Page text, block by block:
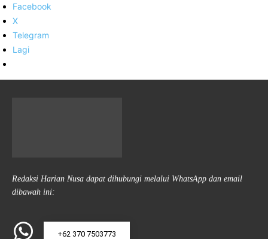
Facebook
X
Telegram
Lagi
Redaksi Harian Nusa dapat dihubungi melalui WhatsApp dan email
dibawah ini:
+62 370 7503773